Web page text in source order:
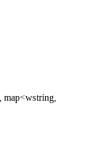
map<wstring